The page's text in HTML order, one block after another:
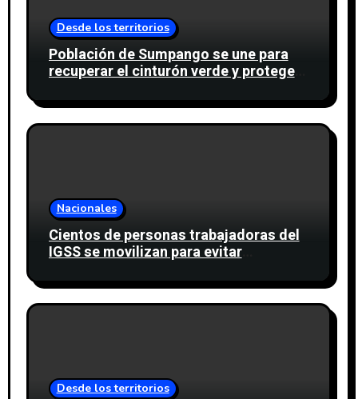
Desde los territorios
Población de Sumpango se une para
recuperar el cinturón verde y proteger
Nacionales
Cientos de personas trabajadoras del
IGSS se movilizan para evitar
Desde los territorios